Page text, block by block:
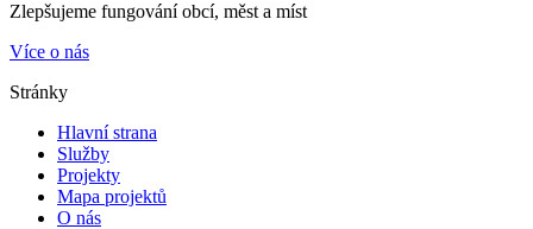
Zlepšujeme fungování obcí, měst a míst
Více o nás
Stránky
Hlavní strana
Služby
Projekty
Mapa projektů
O nás